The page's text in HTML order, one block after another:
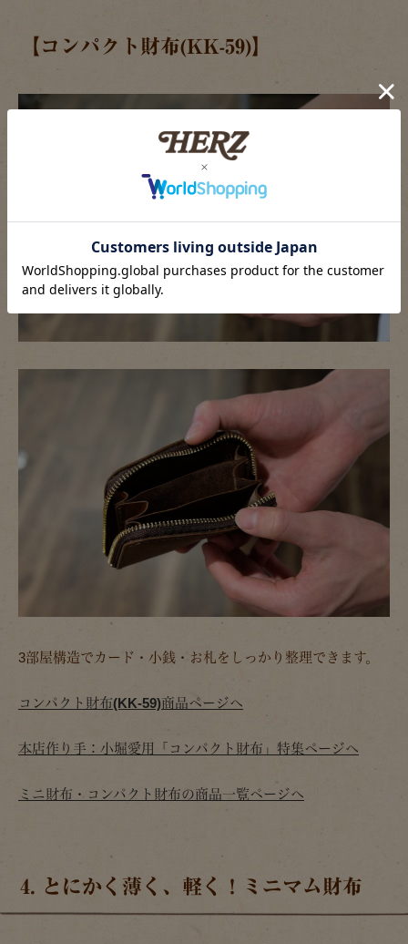
【コンパクト財布(KK-59)】
3部屋構造でカード・小銭・お札をしっかり整理できます。
コンパクト財布(KK-59)商品ページへ
本店作り手：小堀愛用「コンパクト財布」特集ページへ
ミニ財布・コンパクト財布の商品一覧ページへ
4. とにかく薄く、軽く！ミニマム財布